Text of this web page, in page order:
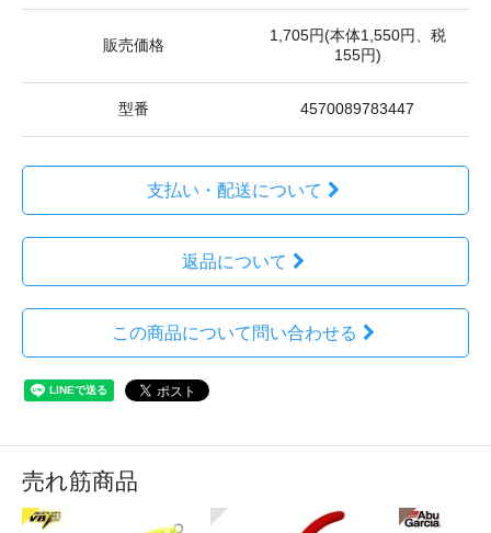
販売価格
1,705円(本体1,550円、税
155円)
型番 4570089783447
支払い・配送について
返品について
この商品について問い合わせる
売れ筋商品